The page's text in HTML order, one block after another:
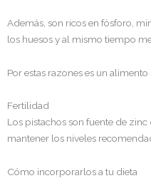
Además, son ricos en fósforo,
los huesos y al mismo tiempo
Por estas razones es un
Fertilidad
Los pistachos son fuente de
mantener los niveles
Cómo incorporarlos a tu dieta